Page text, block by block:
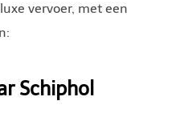
vervoer, met een
Schiphol